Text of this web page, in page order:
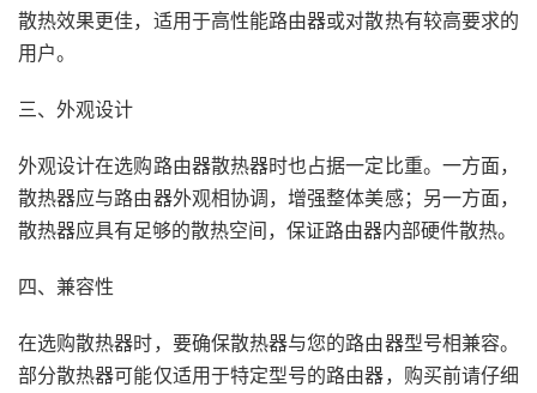
散热效果更佳，适用于高性能路由器或对散热有较高要求的
用户。
三、外观设计
外观设计在选购路由器散热器时也占据一定比重。一方面，
散热器应与路由器外观相协调，增强整体美感；另一方面，
散热器应具有足够的散热空间，保证路由器内部硬件散热。
四、兼容性
在选购散热器时，要确保散热器与您的路由器型号相兼容。
部分散热器可能仅适用于特定型号的路由器，购买前请仔细